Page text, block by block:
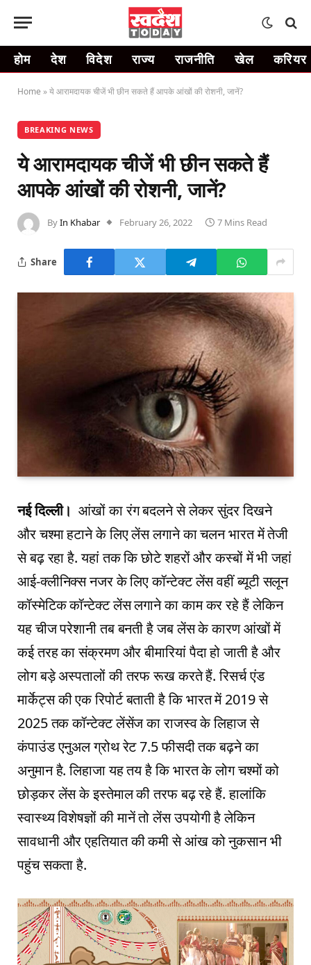
होम देश विदेश राज्य राजनीति खेल करियर
Home »ये आरामदायक चीजें भी छीन सकते हैं आपके आंखों की रोशनी, जानें?
BREAKING NEWS
ये आरामदायक चीजें भी छीन सकते हैं
आपके आंखों की रोशनी, जानें?
ByIn Khabar February 26, 2022 7 Mins Read
Share
नई दिल्‍ली। आंखों का रंग बदलने से लेकर सुंदर दिखने
और चश्‍मा हटाने के लिए लेंस लगाने का चलन भारत में तेजी
से बढ़ रहा है. यहां तक कि छोटे शहरों और कस्‍बों में भी जहां
आई-क्‍लीनिक्‍स नजर के लिए कॉन्‍टेक्‍ट लेंस वहीं ब्‍यूटी सलून
कॉस्‍मेटिक कॉन्‍टेक्‍ट लेंस लगाने का काम कर रहे हैं लेकिन
यह चीज परेशानी तब बनती है जब लेंस के कारण आंखों में
कई तरह का संक्रमण और बीमारियां पैदा हो जाती है और
लोग बड़े अस्‍पतालों की तरफ रूख करते हैं. रिसर्च एंड
मार्केट्स की एक रिपोर्ट बताती है कि भारत में 2019 से
2025 तक कॉन्‍टेक्‍ट लेंसेंज का राजस्‍व के लिहाज से
कंपाउंड एनुअल ग्रोथ रेट 7.5 फीसदी तक बढ़ने का
अनुमान है. लिहाजा यह तय है कि भारत के लोग चश्‍मों को
छोड़कर लेंस के इस्‍तेमाल की तरफ बढ़ रहे हैं. हालांकि
स्‍वास्‍थ्‍य विशेषज्ञों की मानें तो लेंस उपयोगी है लेकिन
सावधानी और एहतियात की कमी से आंख को नुकसान भी
पहुंच सकता है.